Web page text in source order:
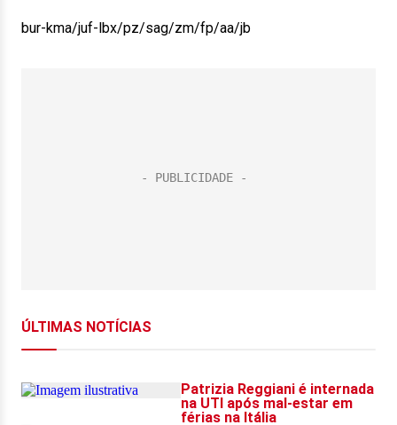
bur-kma/juf-lbx/pz/sag/zm/fp/aa/jb